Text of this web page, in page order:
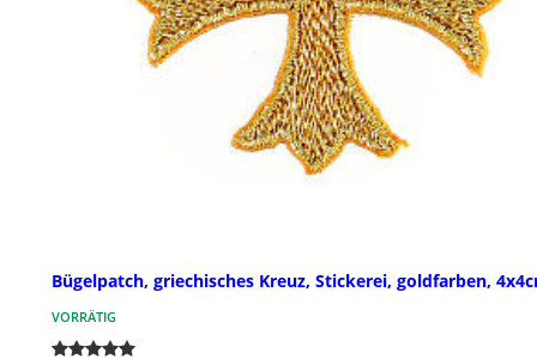
Bügelpatch, griechisches Kreuz, Stickerei, goldfarben,
VORRÄTIG